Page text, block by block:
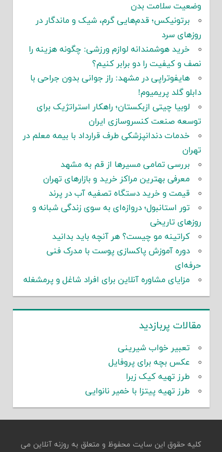
وضعیت سلامت بدن
برتونیکس؛ قدم‌هایی گرم، شیک و ماندگار در
روزهای سرد
خرید هوشمندانه لوازم ورزشی: چگونه هزینه را
نصف و کیفیت را دو برابر کنیم؟
هایفوتراپی در مشهد: راز جوانی بدون جراحی با
دابلو گلد پریمیوم!
لوبیا چیتی ازبکستان؛ راهکار استراتژیک برای
توسعه صنعت کنسروسازی ایران
خدمات دندانپزشکی طرف قرارداد با بیمه معلم در
تهران
بررسی تمامی مسیرها از قم به مشهد
معرفی بهترین مراکز خرید و بازارهای تهران
قیمت و خرید دستگاه تصفیه آب در پرند
تور استانبول؛ دروازه‌ای به سوی زندگی شبانه و
روزهای تاریخی
کراتینه مو چیست؟ هر آنچه باید بدانید
دوره آموزش پاکسازی پوست با مدرک فنی
حرفه‌ای
مزایای مشاوره آنلاین برای افراد شاغل و پرمشغله
مقالات پربازدید
تعبیر خواب شیرینی
عکس بچه برای پروفایل
طرز تهیه کیک زبرا
طرز تهیه پیتزا با خمیر نانوایی
کلیه حقوق این سایت محفوظ و متعلق به روزنه آنلاین می